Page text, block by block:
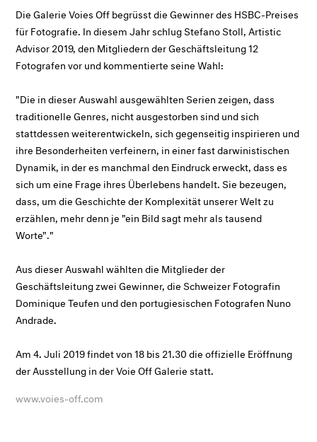
Die Galerie Voies Off begrüsst die Gewinner des HSBC-Preises
für Fotografie. In diesem Jahr schlug Stefano Stoll, Artistic
Advisor 2019, den Mitgliedern der Geschäftsleitung 12
Fotografen vor und kommentierte seine Wahl:
"Die in dieser Auswahl ausgewählten Serien zeigen, dass
traditionelle Genres, nicht ausgestorben sind und sich
stattdessen weiterentwickeln, sich gegenseitig inspirieren und
ihre Besonderheiten verfeinern, in einer fast darwinistischen
Dynamik, in der es manchmal den Eindruck erweckt, dass es
sich um eine Frage ihres Überlebens handelt. Sie bezeugen,
dass, um die Geschichte der Komplexität unserer Welt zu
erzählen, mehr denn je "ein Bild sagt mehr als tausend
Worte"."
Aus dieser Auswahl wählten die Mitglieder der
Geschäftsleitung zwei Gewinner, die Schweizer Fotografin
Dominique Teufen und den portugiesischen Fotografen Nuno
Andrade.
Am 4. Juli 2019 findet von 18 bis 21.30 die offizielle Eröffnung
der Ausstellung in der Voie Off Galerie statt.
www.voies-off.com